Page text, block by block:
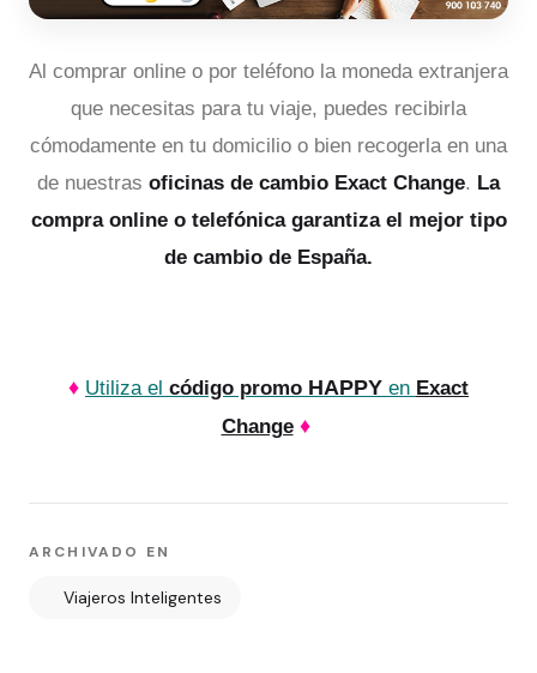
Al comprar online o por teléfono la moneda extranjera
que necesitas para tu viaje, puedes recibirla
cómodamente en tu domicilio o bien recogerla en una
de nuestras oficinas de cambio Exact Change. La
compra online o telefónica garantiza el mejor tipo
de cambio de España.
♦ Utiliza el código promo HAPPY en Exact
Change ♦
ARCHIVADO EN
Viajeros Inteligentes